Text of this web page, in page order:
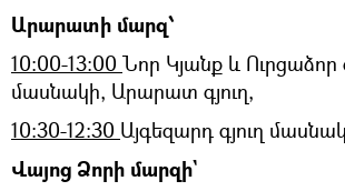
Արարատի մարզ՝
10:00-13։00 Նոր Կյանք և Ուրցաձոր
մասնակի, Արարատ գյուղ,
10:30-12։30 Այգեզարդ գյուղ
Վայոց Ձորի մարզի`